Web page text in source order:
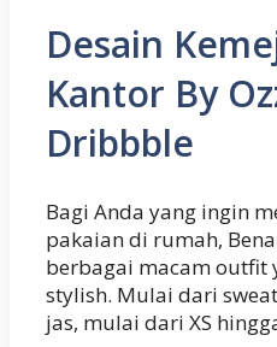
Desain
Kantor By
Dribbble
Bagi Anda yang ingin
pakaian di rumah,
berbagai macam outfit
stylish. Mulai dari
jas, mulai dari XS